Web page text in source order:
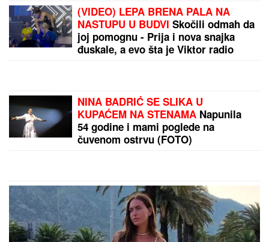
"ČULI SMO ZAPOMAGANJE, A
ONDA SU NAŠLI TELO"Komšije
otkrile detalje ubistva Milke (82) na
Novom Beogradu: "Sina su
Ruskinje uvek stavljaju DUGME U
ZAMRZIVAČ pre odlaska na odmor:
Kad saznate razlog, i vi ćete odmah
iskopirati ovaj trik